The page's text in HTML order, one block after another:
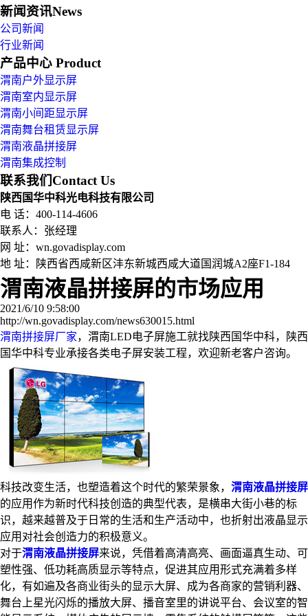
新闻资讯News
公司新闻
行业新闻
产品中心 Product
渭南户外显示屏
渭南室内显示屏
渭南小间距显示屏
渭南舞台租赁显示屏
渭南液晶拼接屏
渭南集成控制
联系我们Contact Us
陕西国华中科光电科技有限公司
电 话：400-114-4606
联系人：张经理
网 址：wn.govadisplay.com
地 址：
陕西省西咸新区沣东新城西咸大道国润城A2座F1-184
渭南液晶拼接屏的市场应用
2021/6/10 9:58:00
http://wn.govadisplay.com/news630015.html
渭南拼接屏厂家，渭南LED电子屏施工就找陕西国华中科，陕西
国华中科专业承接各类电子屏安装工程，欢迎新老客户咨询。
科技改变生活，也塑造着这个时代的繁荣景象， 渭南液晶拼接屏
的应用作为新时代科技创造的典型代表，是横串大街小巷的标
识，越来越普及于日常的生活和生产活动中，也折射出液晶显示
应用对社会创造力的积极意义。
对于渭南液晶拼接屏来说，凭借着高清高亮、画面逼真生动、可
塑性强、低功耗高质显示等特点，促进其应用形式充满着多样
化，有如遍及各商业街头的显示大屏、成为各商家的营销利器、
舞台上星光闪烁的播放大屏、播音室里的讲说平台、会议室的智